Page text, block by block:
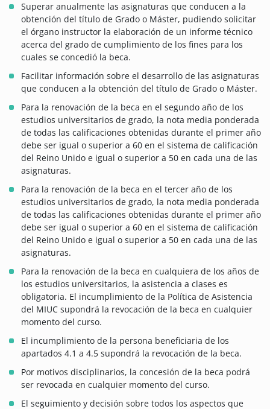
Superar anualmente las asignaturas que conducen a la
obtención del título de Grado o Máster, pudiendo solicitar
el órgano instructor la elaboración de un informe técnico
acerca del grado de cumplimiento de los fines para los
cuales se concedió la beca.
Facilitar información sobre el desarrollo de las asignaturas
que conducen a la obtención del título de Grado o Máster.
Para la renovación de la beca en el segundo año de los
estudios universitarios de grado, la nota media ponderada
de todas las calificaciones obtenidas durante el primer año
debe ser igual o superior a 60 en el sistema de calificación
del Reino Unido e igual o superior a 50 en cada una de las
asignaturas.
Para la renovación de la beca en el tercer año de los
estudios universitarios de grado, la nota media ponderada
de todas las calificaciones obtenidas durante el primer año
debe ser igual o superior a 60 en el sistema de calificación
del Reino Unido e igual o superior a 50 en cada una de las
asignaturas.
Para la renovación de la beca en cualquiera de los años de
los estudios universitarios, la asistencia a clases es
obligatoria. El incumplimiento de la Política de Asistencia
del MIUC supondrá la revocación de la beca en cualquier
momento del curso.
El incumplimiento de la persona beneficiaria de los
apartados 4.1 a 4.5 supondrá la revocación de la beca.
Por motivos disciplinarios, la concesión de la beca podrá
ser revocada en cualquier momento del curso.
El seguimiento y decisión sobre todos los aspectos que